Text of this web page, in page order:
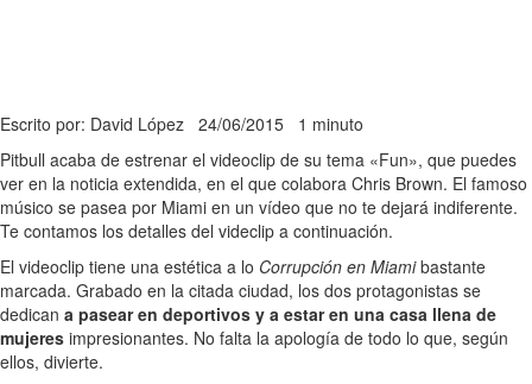
Escrito por: David López 24/06/2015 1 minuto
Pitbull acaba de estrenar el videoclip de su tema «Fun», que puedes
ver en la noticia extendida, en el que colabora Chris Brown. El famoso
músico se pasea por Miami en un vídeo que no te dejará indiferente.
Te contamos los detalles del videclip a continuación.
El videoclip tiene una estética a lo Corrupción en Miamibastante
marcada. Grabado en la citada ciudad, los dos protagonistas se
dedican a pasear en deportivos y a estar en una casa llena de
mujeres impresionantes. No falta la apología de todo lo que, según
ellos, divierte.